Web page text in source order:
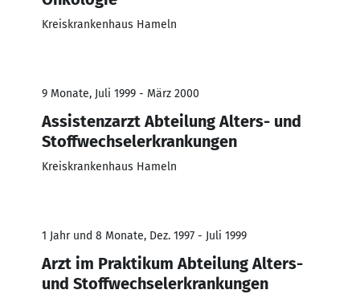
Kreiskrankenhaus Hameln
9 Monate, Juli 1999 - März 2000
Assistenzarzt Abteilung Alters- und
Stoffwechselerkrankungen
Kreiskrankenhaus Hameln
1 Jahr und 8 Monate, Dez. 1997 - Juli 1999
Arzt im Praktikum Abteilung Alters-
und Stoffwechselerkrankungen